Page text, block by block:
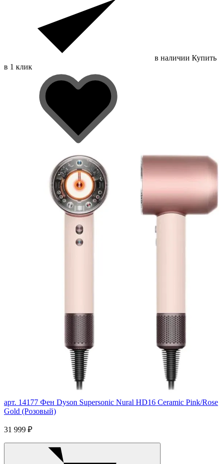
в наличии Купить
в 1 клик
арт. 14177 Фен Dyson Supersonic Nural HD16 Ceramic Pink/Rose
Gold (Розовый)
31 999 ₽